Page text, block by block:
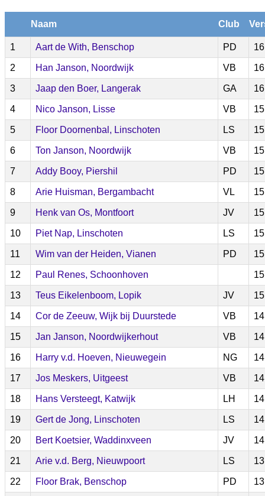
Naam Club
1 Aart de With, Benschop PD
2 Han Janson, Noordwijk VB
3 Jaap den Boer, Langerak GA
4 Nico Janson, Lisse VB
5 Floor Doornenbal, Linschoten LS
6 Ton Janson, Noordwijk VB
7 Addy Booy, Piershil PD
8 Arie Huisman, Bergambacht VL
9 Henk van Os, Montfoort JV
10 Piet Nap, Linschoten LS
11 Wim van der Heiden, Vianen PD
12 Paul Renes, Schoonhoven
13 Teus Eikelenboom, Lopik JV
14 Cor de Zeeuw, Wijk bij Duurstede VB
15 Jan Janson, Noordwijkerhout VB
16 Harry v.d. Hoeven, Nieuwegein NG
17 Jos Meskers, Uitgeest VB
18 Hans Versteegt, Katwijk LH
19 Gert de Jong, Linschoten LS
20 Bert Koetsier, Waddinxveen JV
21 Arie v.d. Berg, Nieuwpoort LS
22 Floor Brak, Benschop PD